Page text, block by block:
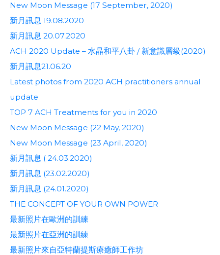
New Moon Message (17 September, 2020)
新月訊息 19.08.2020
新月訊息 20.07.2020
ACH 2020 Update – 水晶和平八卦 / 新意識層級(2020)
新月訊息21.06.20
Latest photos from 2020 ACH practitioners annual
update
TOP 7 ACH Treatments for you in 2020
New Moon Message (22 May, 2020)
New Moon Message (23 April, 2020)
新月訊息 ( 24.03.2020)
新月訊息 (23.02.2020)
新月訊息 (24.01.2020)
THE CONCEPT OF YOUR OWN POWER
最新照片在歐洲的訓練
最新照片在亞洲的訓練
最新照片來自亞特蘭提斯療癒師工作坊